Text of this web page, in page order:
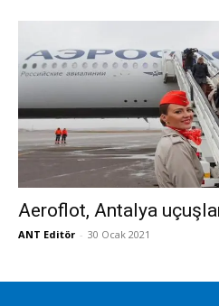
Aeroflot, Antalya
ANT Editör - 30 Ocak 2021